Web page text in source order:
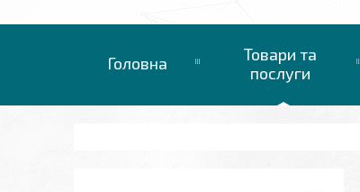
Головна
Товари та
послуги